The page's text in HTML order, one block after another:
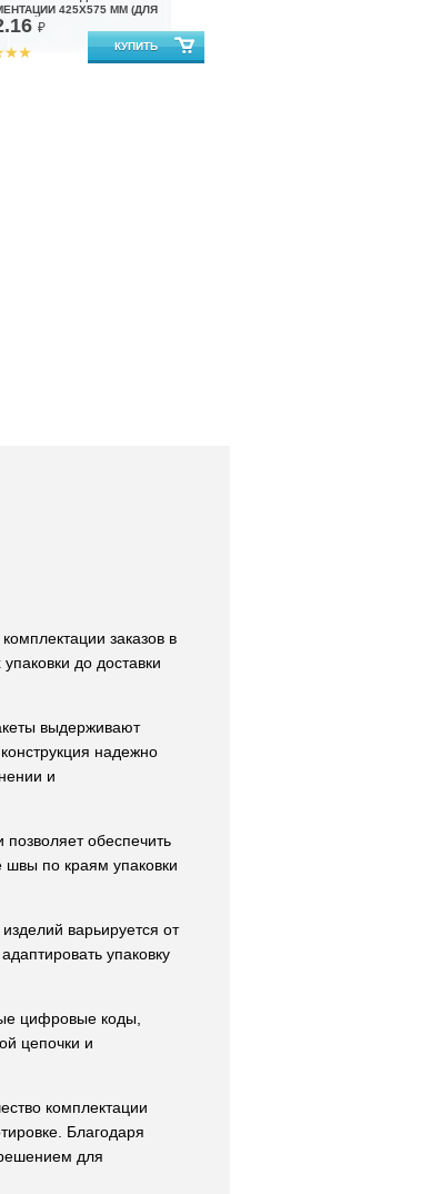
425X575 ММ (ДЛЯ
₽
заказов в
до доставки
выдерживают
надежно
и
обеспечить
швы по краям упаковки
варьируется от
упаковку
цифровые коды,
цепочки и
комплектации
Благодаря
для